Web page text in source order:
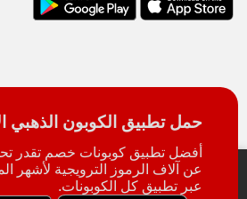
حمل تطبيق الكوبون الذهبي
أفضل تطبيق كوبونات خصم تقدر
عن آلاف الرموز الترويجية لأشهر
عبر تطبيق كل الكوبونات.